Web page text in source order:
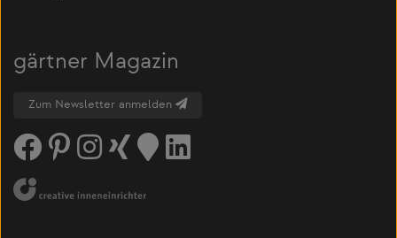
gärtner Magazin
Zum Newsletter anmelden